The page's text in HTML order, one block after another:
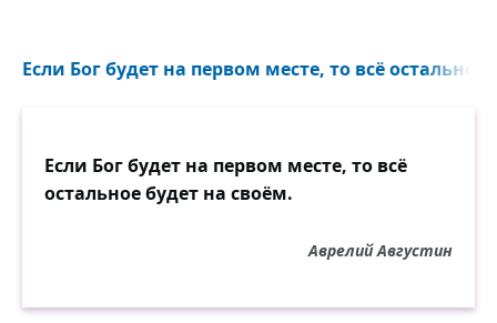
Если Бог будет на первом месте, то всё остальное
Если Бог будет на первом месте, то всё
остальное будет на своём.
Аврелий Августин